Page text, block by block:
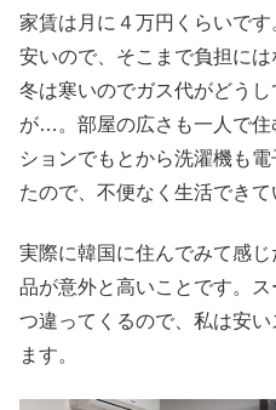
家賃は月に４万円くらいで
安いので、そこまで負担に
冬は寒いのでガス代がどう
が…。部屋の広さも一人で
ションでもとから洗濯機も
たので、不便なく生活できて
実際に韓国に住んでみて感
品が意外と高いことです。
つ違ってくるので、私は安
ます。